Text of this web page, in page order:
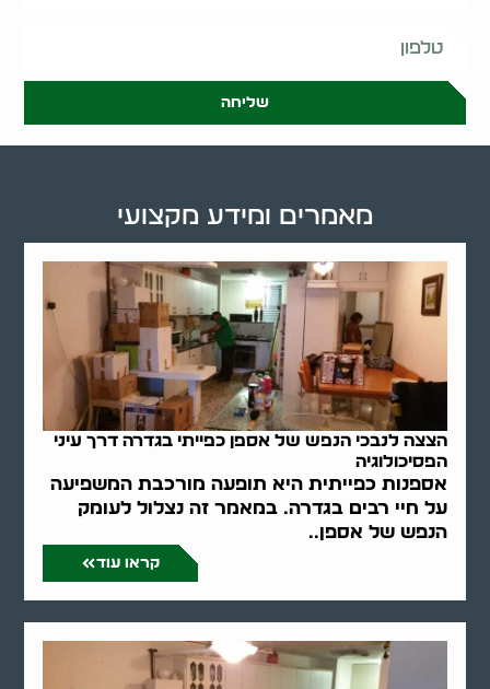
שליחה
הצצה לנבכי הנפש של אספן כפייתי בגדרה דרך עיני
הפסיכולוגיה
אספנות כפייתית היא תופעה מורכבת המשפיעה
על חיי רבים בגדרה. במאמר זה נצלול לעומק
הנפש של אספן..
קראו עוד
מאמרים ומידע מקצועי